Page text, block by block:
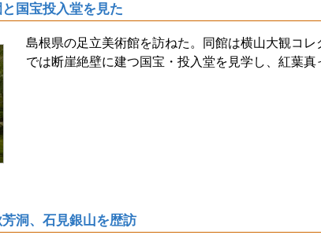
国宝投入堂を見た
島根県の足立美術館を訪ねた。同館は横山大観コ
では断崖絶壁に建つ国宝・投入堂を見学し、紅葉真
洞、石見銀山を歴訪